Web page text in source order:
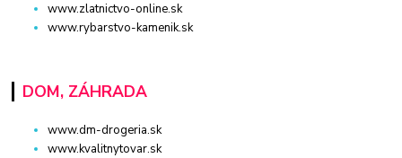
www.zlatnictvo-online.sk
www.rybarstvo-kamenik.sk
DOM, ZÁHRADA
www.dm-drogeria.sk
www.kvalitnytovar.sk